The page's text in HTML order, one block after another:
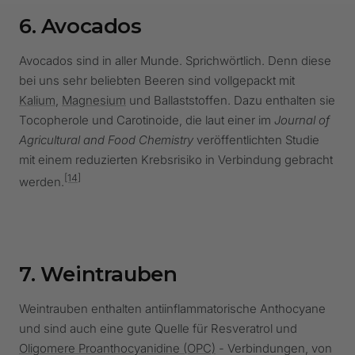
6. Avocados
Avocados sind in aller Munde. Sprichwörtlich. Denn diese
bei uns sehr beliebten Beeren sind vollgepackt mit
Kalium, Magnesium und Ballaststoffen. Dazu enthalten sie
Tocopherole und Carotinoide, die laut einer im Journal of
Agricultural and Food Chemistry veröffentlichten Studie
mit einem reduzierten Krebsrisiko in Verbindung gebracht
werden. [14]
7. Weintrauben
Weintrauben enthalten antiinflammatorische Anthocyane
und sind auch eine gute Quelle für Resveratrol und
Oligomere Proanthocyanidine (OPC) - Verbindungen, von